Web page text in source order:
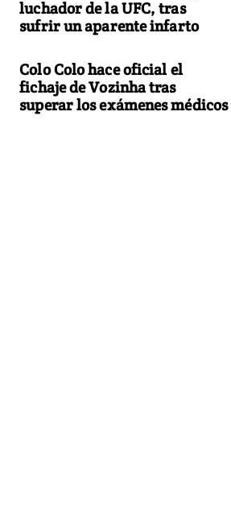
luchador de la UFC, tras
sufrir un aparente infarto
Colo Colo hace oficial el
fichaje de Vozinha tras
superar los exámenes médicos